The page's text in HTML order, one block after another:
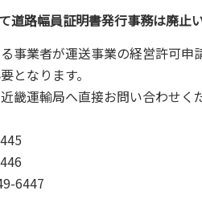
路幅員証明書発行事務は廃止
事業者が運送事業の経営許可申
となります。
運輸局へ直接お問い合わせく